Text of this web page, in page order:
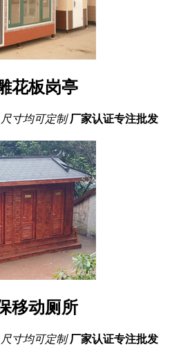
花板岗亭
尺寸均可定制 厂家认证专注批发
移动厕所
尺寸均可定制 厂家认证专注批发